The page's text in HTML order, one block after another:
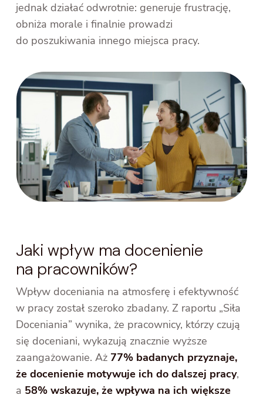
jednak działać odwrotnie: generuje frustrację,
obniża morale i finalnie prowadzi
do poszukiwania innego miejsca pracy.
Jaki wpływ ma docenienie
na pracowników?
Wpływ doceniania na atmosferę i efektywność
w pracy został szeroko zbadany. Z raportu „Siła
Doceniania” wynika, że pracownicy, którzy czują
się doceniani, wykazują znacznie wyższe
zaangażowanie. Aż 77% badanych przyznaje,
że docenienie motywuje ich do dalszej pracy,
a 58% wskazuje, że wpływa na ich większe